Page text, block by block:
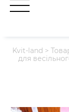
Kvit-land >
для